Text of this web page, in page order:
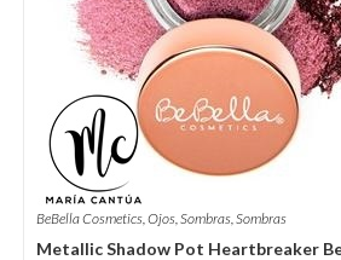
BeBella Cosmetics,Ojos,Sombras,Sombras
Metallic Shadow Pot Heartbreaker